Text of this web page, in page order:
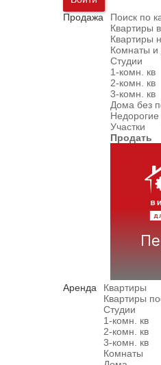
Продажа
Поиск по
Квартиры
Квартиры
Комнаты и
Студии
1-комн. кв
2-комн. кв
3-комн. кв
Дома без
Участки
Продать
Аренда
Квартиры
Квартиры
Студии
1-комн. кв
2-комн. кв
3-комн. кв
Комнаты